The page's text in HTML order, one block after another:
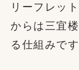
リーフレッ
からは三宜
る仕組みです